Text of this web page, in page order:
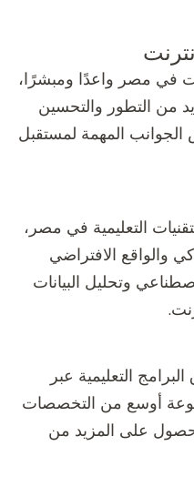
في مصر واعدًا ومبشرًا،
من التطور والتحسين
المهمة لمستقبل
التعليمية في مصر،
والواقع الافتراضي
وتحليل البيانات
التعليمية عبر
أوسع من التخصصات
على المزيد من